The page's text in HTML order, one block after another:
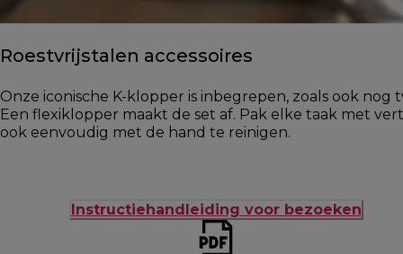
Roestvrijstalen accessoires
Onze iconische K-klopper is inbegrepen, zoals ook
Een flexiklopper maakt de set af. Pak elke taak met
ook eenvoudig met de hand te reinigen.
Instructiehandleiding voor bezoeken